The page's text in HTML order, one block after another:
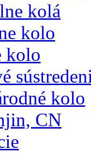
kolá
kolo
kolo
kolo
CN